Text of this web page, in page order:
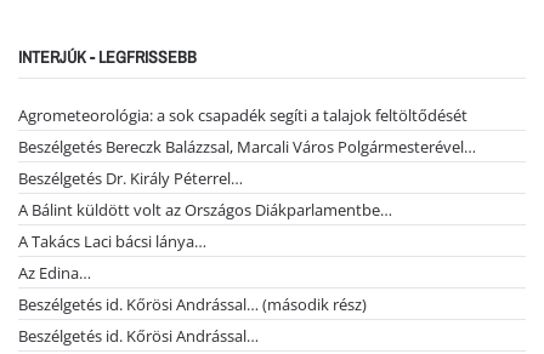
INTERJÚK - LEGFRISSEBB
Agrometeorológia: a sok csapadék segíti a talajok feltöltődését
Beszélgetés Bereczk Balázzsal, Marcali Város Polgármesterével…
Beszélgetés Dr. Király Péterrel…
A Bálint küldött volt az Országos Diákparlamentbe…
A Takács Laci bácsi lánya…
Az Edina…
Beszélgetés id. Kőrösi Andrással… (második rész)
Beszélgetés id. Kőrösi Andrással…